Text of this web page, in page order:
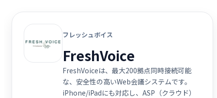
フレッシュボイス
FreshVoice
FreshVoiceは、最大200拠点同時接続可能
な、安全性の高いWeb会議システムです。
iPhone/iPadにも対応し、ASP（クラウド）